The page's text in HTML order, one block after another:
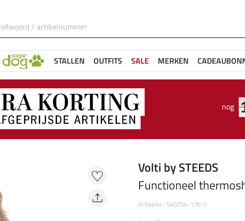
STALLEN OUTFITS SALE MERKEN
nog
Volti by STEEDS
Functioneel
Artikelnr.: 540254-176-S